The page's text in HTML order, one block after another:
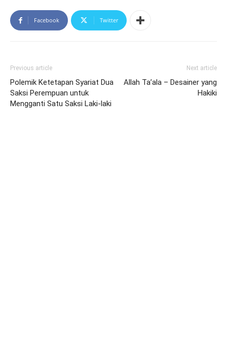
Facebook Twitter
Previous article
Polemik Ketetapan Syariat Dua
Saksi Perempuan untuk
Mengganti Satu Saksi Laki-laki
Next article
Allah Ta’ala – Desainer yang
Hakiki